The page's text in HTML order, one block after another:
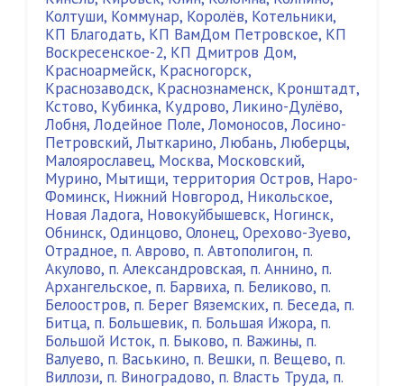
Колтуши, Коммунар, Королёв, Котельники,
КП Благодать, КП ВамДом Петровское, КП
Воскресенское-2, КП Дмитров Дом,
Красноармейск, Красногорск,
Краснозаводск, Краснознаменск, Кронштадт,
Кстово, Кубинка, Кудрово, Ликино-Дулёво,
Лобня, Лодейное Поле, Ломоносов, Лосино-
Петровский, Лыткарино, Любань, Люберцы,
Малоярославец, Москва, Московский,
Мурино, Мытищи, территория Остров, Наро-
Фоминск, Нижний Новгород, Никольское,
Новая Ладога, Новокуйбышевск, Ногинск,
Обнинск, Одинцово, Олонец, Орехово-Зуево,
Отрадное, п. Аврово, п. Автополигон, п.
Акулово, п. Александровская, п. Аннино, п.
Архангельское, п. Барвиха, п. Беликово, п.
Белоостров, п. Берег Вяземских, п. Беседа, п.
Битца, п. Большевик, п. Большая Ижора, п.
Большой Исток, п. Быково, п. Важины, п.
Валуево, п. Васькино, п. Вешки, п. Вещево, п.
Виллози, п. Виноградово, п. Власть Труда, п.